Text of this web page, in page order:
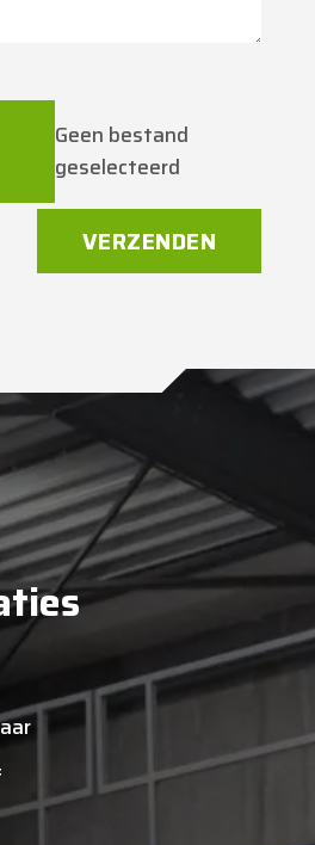
Geen bestand
geselecteerd
VERZENDEN